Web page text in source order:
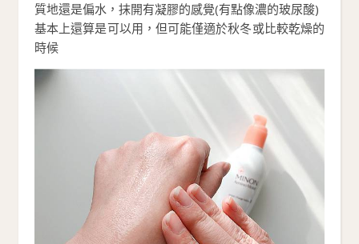
質地還是偏水，抹開有凝膠的感覺(有點像濃的玻尿酸)
基本上還算是可以用，但可能僅適於秋冬或比較乾燥的
時候